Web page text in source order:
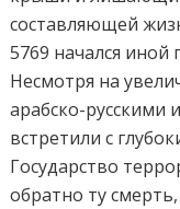
составляющей
5769 начался иной
Несмотря на
арабско-русскими
встретили с
Государство
обратно ту